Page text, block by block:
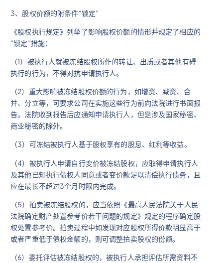
3、股权价额的附条件“锁定”
《股权执行规定》列举了影响股权价额的情形并规定了相应的
“锁定”措施：
（1）被执行人就被冻结股权所作的转让、出质或者其他有碍
执行的行为，不得对抗申请执行人。
（2）重大影响被冻结股权价额的行为，如增资、减资、合
并、分立等，可要求公司在实施这些行为前向法院进行书面报
告。法院收到报告后应通知申请执行人，但是涉及国家秘密、
商业秘密的除外。
（3）可冻结被执行人基于股权享有的股息、红利等收益。
（4）被执行人申请自行变价被冻结股权，应取得申请执行人
及其他已知执行债权人同意或者变价款足以清偿执行债务，且
应在最长不超过3个月时限内完成。
（5）拍卖被冻结股权的，应当依照《最高人民法院关于人民
法院确定财产处置参考价若干问题的规定》规定的程序确定股
权处置参考价。拍卖过程中如发现对应股权所得价款明显高于
或者严重低于债权金额的，则可调整拍卖股权的份额。
（6）委托评估被冻结股权的，被执行人承担评估所需资料不